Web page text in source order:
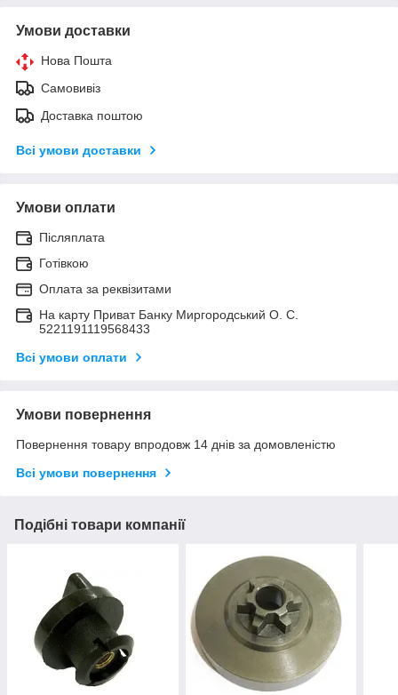
Умови доставки
Нова Пошта
Самовивіз
Доставка поштою
Всі умови доставки
Умови оплати
Післяплата
Готівкою
Оплата за реквізитами
На карту Приват Банку Миргородський О. С.
5221191119568433
Всі умови оплати
Умови повернення
Повернення товару впродовж 14 днів за домовленістю
Всі умови повернення
Подібні товари компанії